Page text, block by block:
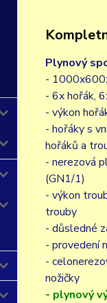
Plynový
-
- 6x hořák,
- výkon
- hořáky s
hořáků a
- nerezová
(GN1/1)
- výkon
trouby
- důsledné
- provedení
-
nožičky
- plynový